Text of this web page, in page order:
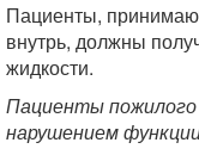
Пациенты,
внутрь, должны
жидкости.
Пациенты
нарушением